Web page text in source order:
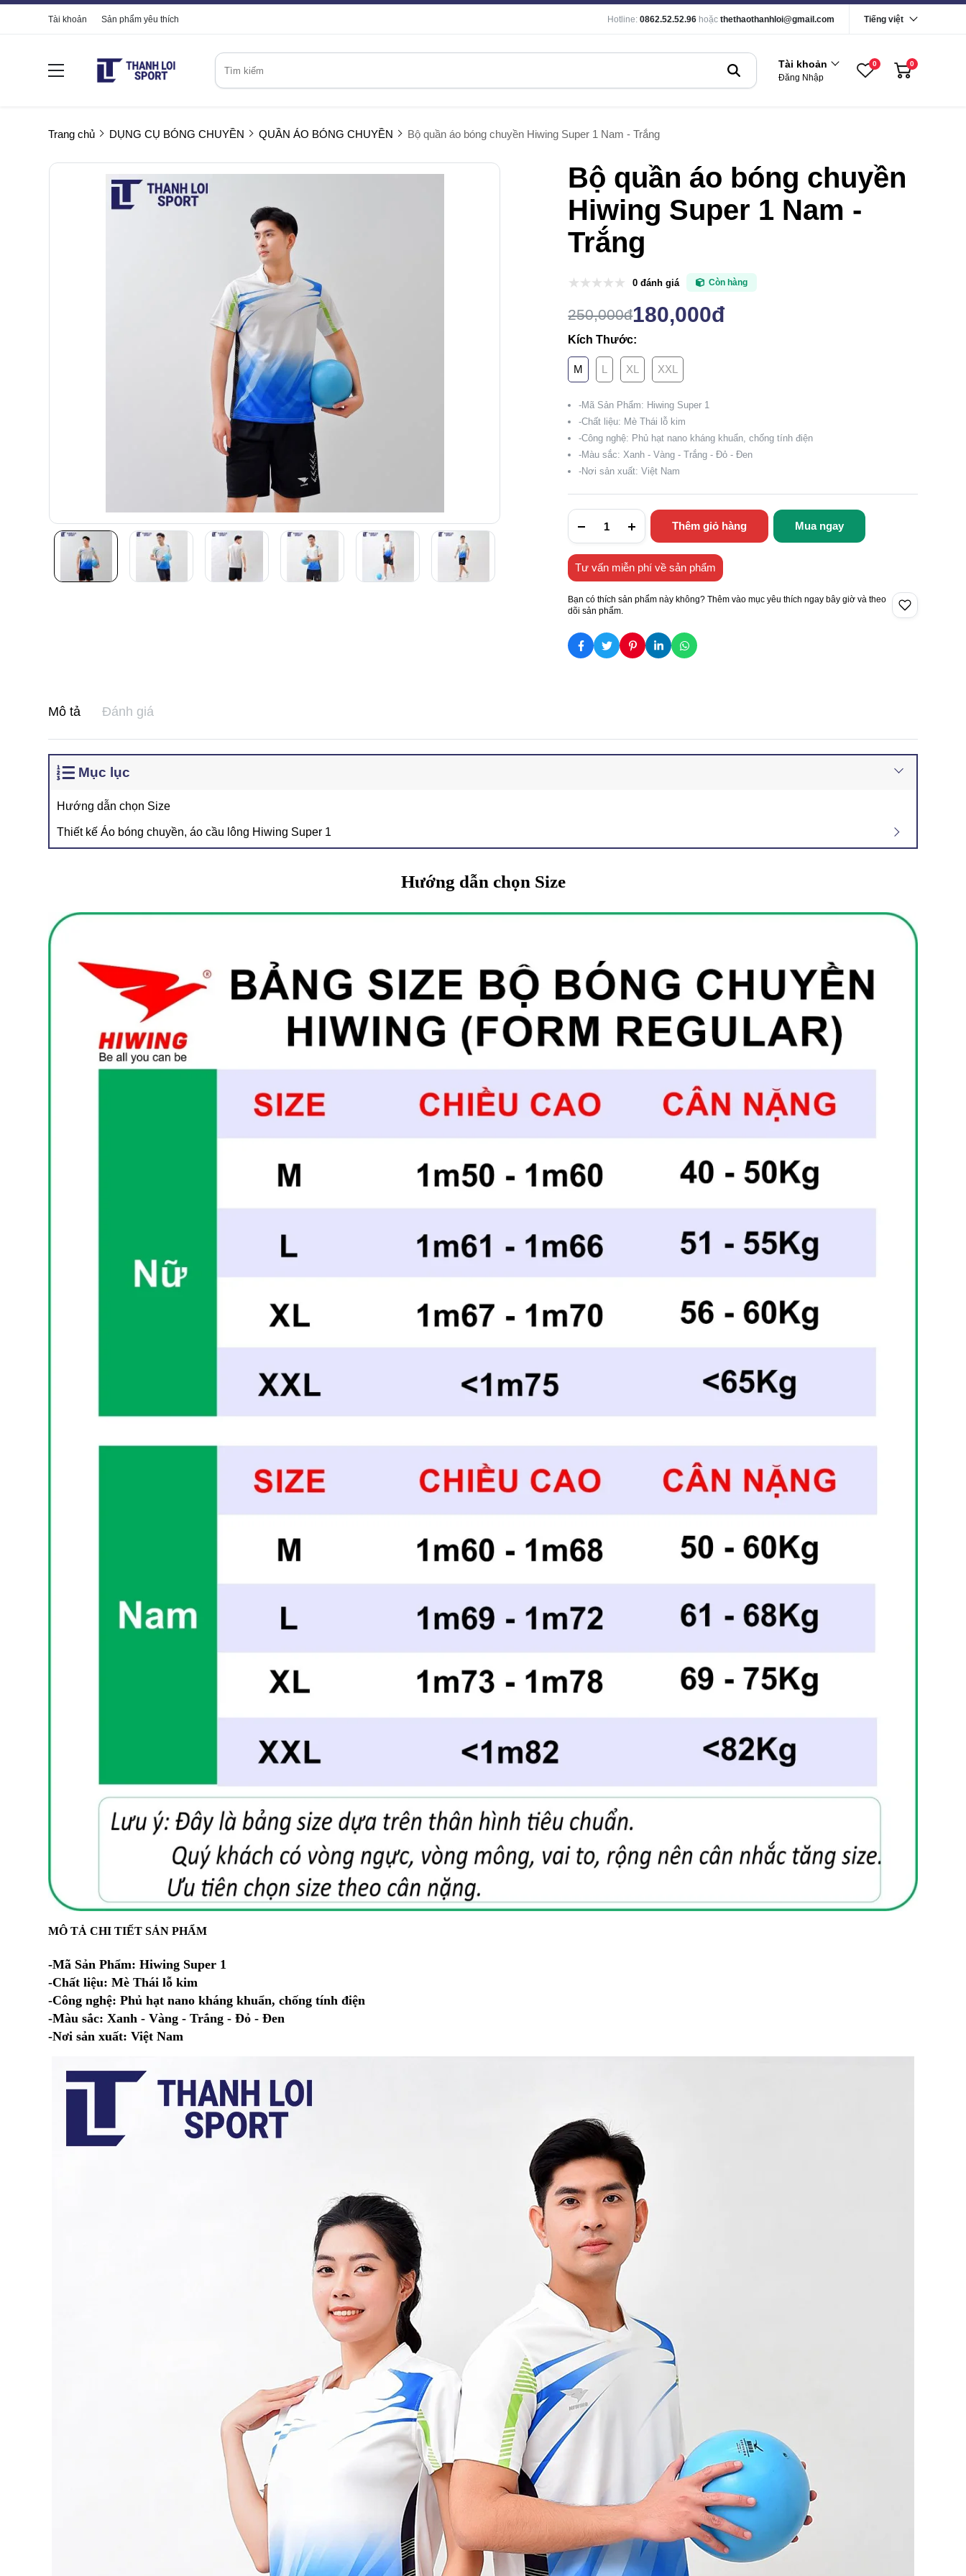
Tài khoản Sản phẩm yêu thích Hotline: 0862.52.52.96 hoặc thethaothanhloi@gmail.com Tiếng việt
Tài khoản
Đăng Nhập
0 0
Trang chủ DỤNG CỤ BÓNG CHUYỀN QUẦN ÁO BÓNG CHUYỀN Bộ quần áo bóng chuyền Hiwing Super 1 Nam - Trắng
Bộ quần áo bóng chuyền
Hiwing Super 1 Nam -
Trắng
0 đánh giá Còn hàng
250,000đ180,000đ
Kích Thước:
M L XL XXL
-Mã Sản Phẩm: Hiwing Super 1
-Chất liệu: Mè Thái lỗ kim
-Công nghệ: Phủ hạt nano kháng khuẩn, chống tính điện
-Màu sắc: Xanh - Vàng - Trắng - Đỏ - Đen
-Nơi sản xuất: Việt Nam
Thêm giỏ hàng Mua ngay
Tư vấn miễn phí về sản phẩm
Bạn có thích sản phẩm này không? Thêm vào mục yêu thích ngay bây giờ và theo
dõi sản phẩm.
Mô tả Đánh giá
Mục lục
Hướng dẫn chọn Size
Thiết kế Áo bóng chuyền, áo cầu lông Hiwing Super 1
Hướng dẫn chọn Size
MÔ TẢ CHI TIẾT SẢN PHẨM
-Mã Sản Phẩm: Hiwing Super 1
-Chất liệu: Mè Thái lỗ kim
-Công nghệ: Phủ hạt nano kháng khuẩn, chống tính điện
-Màu sắc: Xanh - Vàng - Trắng - Đỏ - Đen
-Nơi sản xuất: Việt Nam